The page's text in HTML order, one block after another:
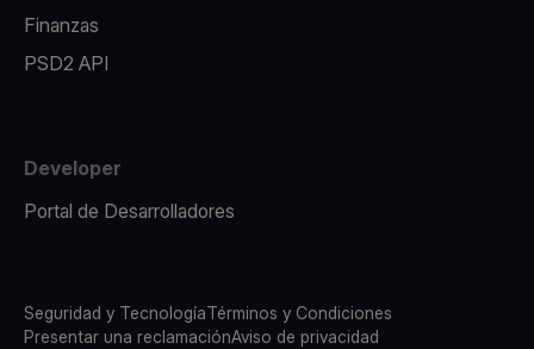
Finanzas
PSD2 API
Developer
Portal de Desarrolladores
Seguridad y TecnologíaTérminos y Condiciones
Presentar una reclamaciónAviso de privacidad